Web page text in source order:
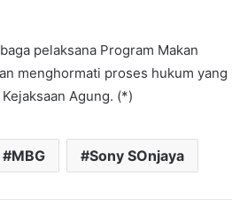
pelaksana Program Makan
menghormati proses hukum yang
Agung. (*)
MBG Sony SOnjaya